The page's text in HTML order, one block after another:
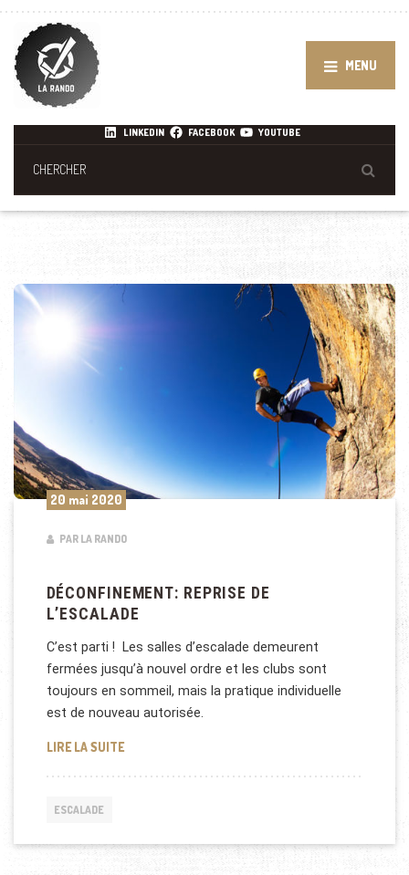
MENU
LINKEDIN FACEBOOK YOUTUBE
20 mai 2020
PAR LA RANDO
DÉCONFINEMENT: REPRISE DE
L’ESCALADE
C’est parti ! Les salles d’escalade demeurent
fermées jusqu’à nouvel ordre et les clubs sont
toujours en sommeil, mais la pratique individuelle
est de nouveau autorisée.
LIRE LA SUITEDÉCONFINEMENT: REPRISE DE L’ESCALADE
ESCALADE